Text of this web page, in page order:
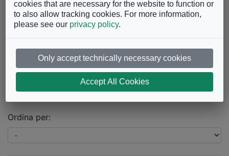
Catalogo
Prodotti trovati: 17
Ordina per:
cookies that are necessary for the website to function or
to also allow tracking cookies. For more information,
please see our privacy policy.
Only accept technically necessary cookies
Accept All Cookies